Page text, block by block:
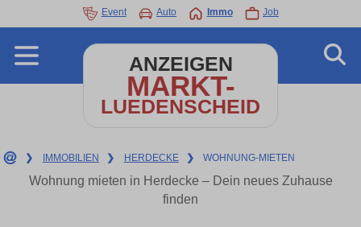
Event Auto Immo Job
ANZEIGEN
MARKT-
LUEDENSCHEID
❯ IMMOBILIEN ❯ HERDECKE ❯ WOHNUNG-MIETEN
Wohnung mieten in Herdecke – Dein neues Zuhause
finden